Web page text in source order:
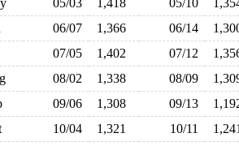
05/03 1,418 05/10
06/07 1,366 06/14
07/05 1,402 07/12
08/02 1,338 08/09
09/06 1,308 09/13
10/04 1,321 10/11